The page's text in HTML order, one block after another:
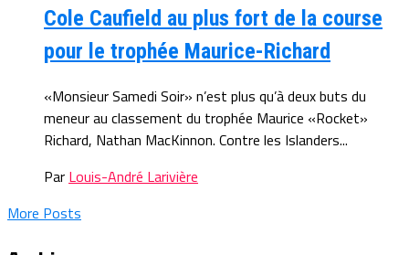
Cole Caufield au plus fort de la course
pour le trophée Maurice-Richard
«Monsieur Samedi Soir» n’est plus qu’à deux buts du
meneur au classement du trophée Maurice «Rocket»
Richard, Nathan MacKinnon. Contre les Islanders...
Par Louis-André Larivière
More Posts